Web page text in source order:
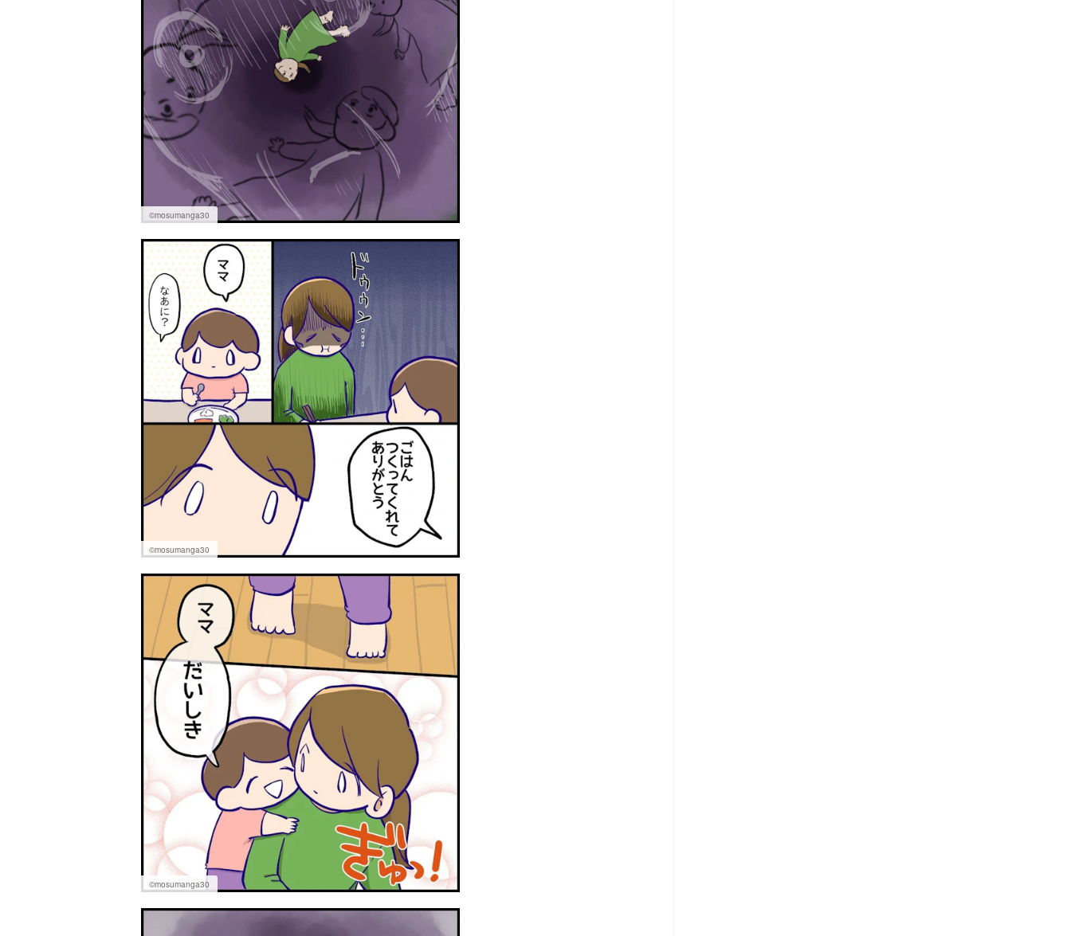
©mosumanga30
©mosumanga30
©mosumanga30